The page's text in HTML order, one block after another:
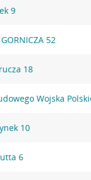
9
52
18
Wojska
10
6